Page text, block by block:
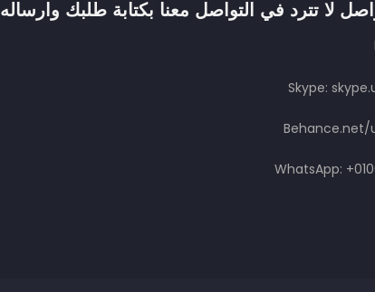
لا تترد في التواصل معنا بكتابة طلبك وارساله
Skype:
Behance.net/
WhatsApp: